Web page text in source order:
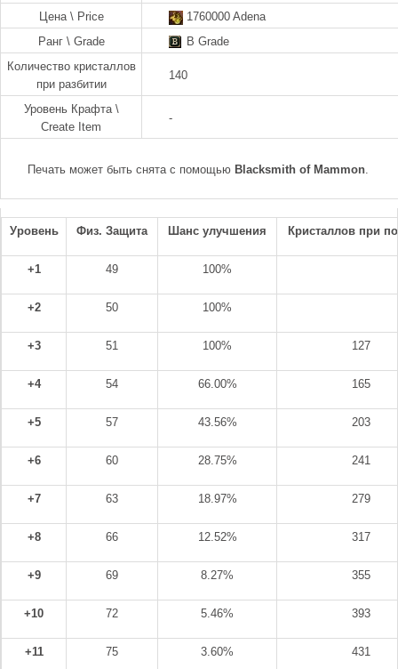
Цена \ Price
1760000 Adena
Ранг \ Grade
B Grade
Количество кристаллов
при разбитии
140
Уровень Крафта \
Create Item
-
Печать может быть снята с помощью Blacksmith of Mammon.
Уровень Физ. Защита Шанс улучшения Кристаллов при
+1 49 100%
+2 50 100%
+3 51 100% 127
+4 54 66.00% 165
+5 57 43.56% 203
+6 60 28.75% 241
+7 63 18.97% 279
+8 66 12.52% 317
+9 69 8.27% 355
+10 72 5.46% 393
+11 75 3.60% 431